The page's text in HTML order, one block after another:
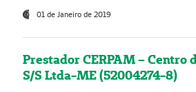
01 de Janeiro de 2019
Prestador CERPAM – Centro
S/S Ltda-ME (52004274-8)